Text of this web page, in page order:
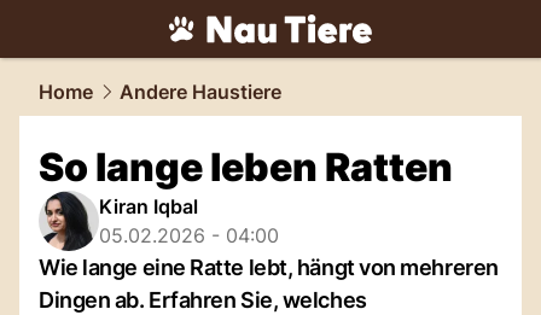
tiere.NAU.ch
Home Andere Haustiere
So lange leben Ratten
Kiran Iqbal
05.02.2026 - 04:00
Wie lange eine Ratte lebt, hängt von mehreren
Dingen ab. Erfahren Sie, welches